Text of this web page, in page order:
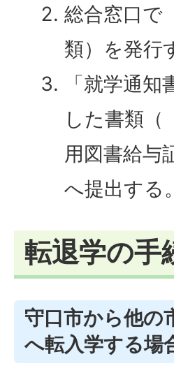
総合窓口で
類）を発行
「就学通
した書類（
用図書給与
へ提出する。
転退学の手
守口市から他の
へ転入学する場